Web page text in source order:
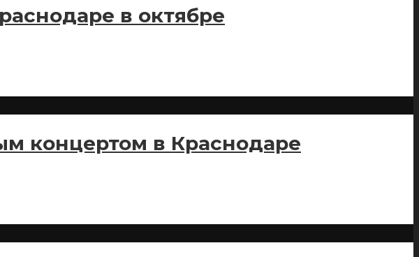
в октябре
концертом в Краснодаре